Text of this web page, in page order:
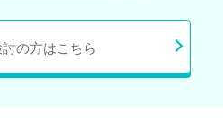
の方はこちら